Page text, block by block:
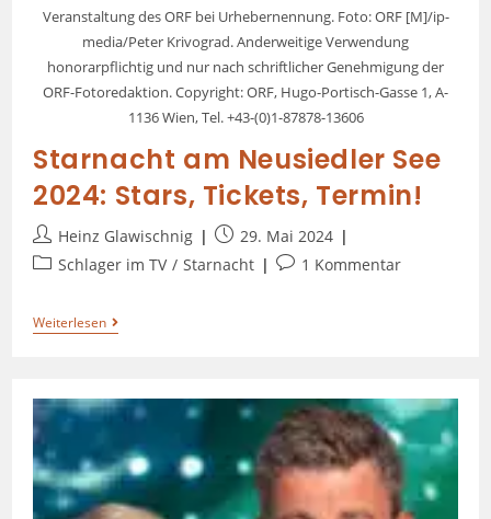
Veranstaltung des ORF bei Urhebernennung. Foto: ORF [M]/ip-
media/Peter Krivograd. Anderweitige Verwendung
honorarpflichtig und nur nach schriftlicher Genehmigung der
ORF-Fotoredaktion. Copyright: ORF, Hugo-Portisch-Gasse 1, A-
1136 Wien, Tel. +43-(0)1-87878-13606
Starnacht am Neusiedler See
2024: Stars, Tickets, Termin!
Heinz Glawischnig
29. Mai 2024
Schlager im TV / Starnacht 1 Kommentar
Weiterlesen